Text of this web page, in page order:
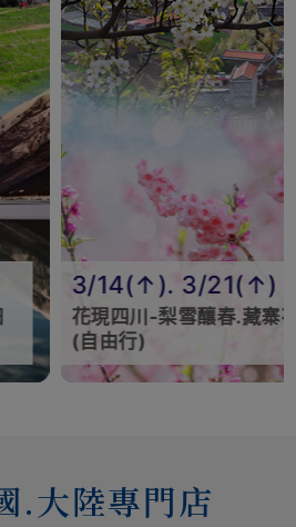
寨花漾.漫行花海10日
3/
花
.大陸專門店